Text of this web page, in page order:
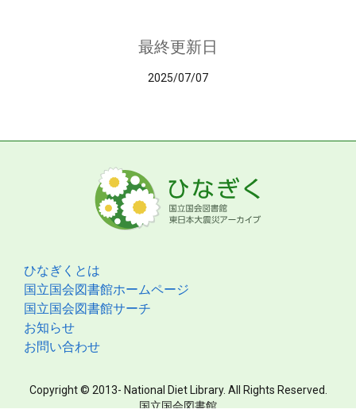
最終更新日
2025/07/07
ひなぎくとは
国立国会図書館ホームページ
国立国会図書館サーチ
お知らせ
お問い合わせ
Copyright © 2013- National Diet Library. All Rights Reserved.